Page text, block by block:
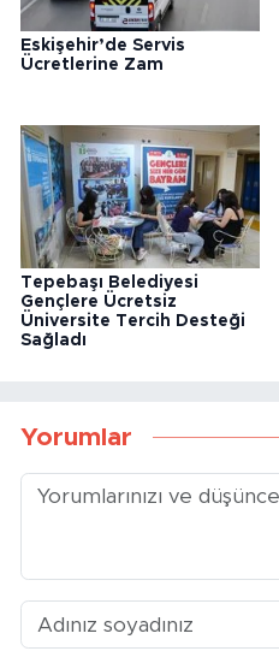
Eskişehir’de Servis
Ücretlerine Zam
Tepebaşı Belediyesi
Gençlere Ücretsiz
Üniversite Tercih Desteği
Sağladı
Yorumlar